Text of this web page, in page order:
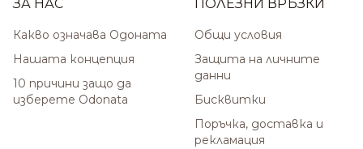
ЗА НАС
Какво означава Одоната
Нашата концепция
10 причини защо да
изберете Odonata
ПОЛЕЗНИ ВРЪЗКИ
Общи условия
Защита на личните
данни
Бисквитки
Поръчка, доставка и
рекламация